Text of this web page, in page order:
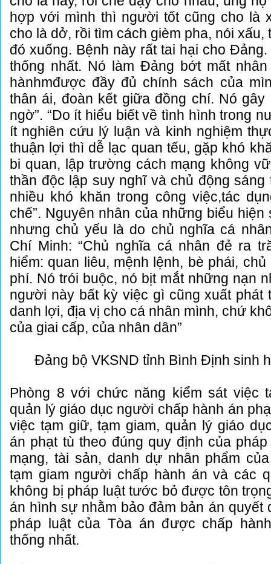
hợp với mình thì người tốt cũng cho là
cho là dở, rồi tìm cách gièm pha, nói
đó xuống. Bệnh này rất tai hại cho
thống nhất. Nó làm Đảng bớt mất
hànhmđược đầy đủ chính sách của
thân ái, đoàn kết giữa đồng chí. Nó
ngờ”. “Do ít hiểu biết về tình hình trong
ít nghiên cứu lý luận và kinh nghiệm
thuận lợi thì dễ lạc quan tếu, gặp khó
bi quan, lập trường cách mạng không
thần độc lập suy nghĩ và chủ động sáng
nhiều khó khăn trong công việc,tác
chế”. Nguyên nhân của những biểu hiện
nhưng chủ yếu là do chủ nghĩa cá
Chí Minh: “Chủ nghĩa cá nhân đẻ ra
hiểm: quan liêu, mệnh lệnh, bè phái,
phí. Nó trói buộc, nó bịt mắt những nạn
người này bất kỳ việc gì cũng xuất phát
danh lợi, địa vị cho cá nhân mình, chứ
của giai cấp, của nhân dân”
Đảng bộ VKSND tỉnh Bình Định sinh
Phòng 8 với chức năng kiểm sát việc
quản lý giáo dục người chấp hành án
việc tạm giữ, tạm giam, quản lý giáo
án phạt tù theo đúng quy định của
mạng, tài sản, danh dự nhân phẩm
tạm giam người chấp hành án và các
không bị pháp luật tước bỏ được tôn
án hình sự nhằm bảo đảm bản án quyết
pháp luật của Tòa án được chấp
thống nhất.